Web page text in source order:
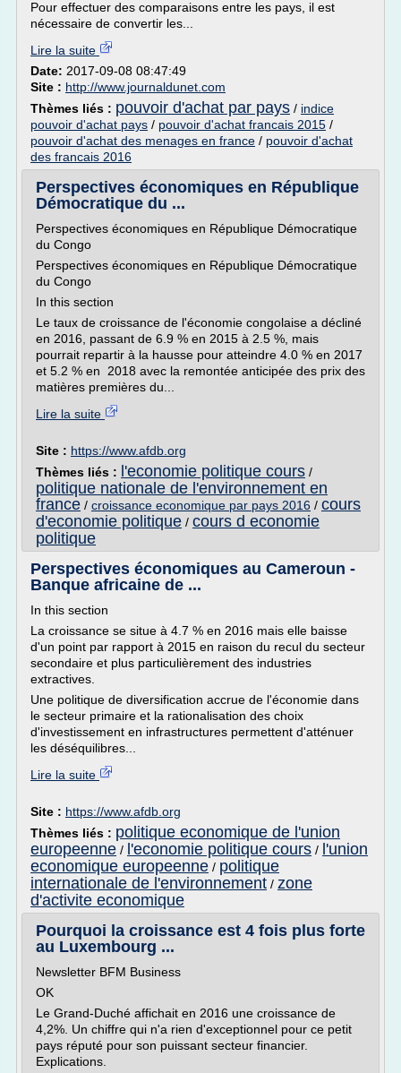
Pour effectuer des comparaisons entre les pays, il est
nécessaire de convertir les...
Lire la suite
Date: 2017-09-08 08:47:49
Site : http://www.journaldunet.com
Thèmes liés : pouvoir d'achat par pays / indice
pouvoir d'achat pays / pouvoir d'achat francais 2015 /
pouvoir d'achat des menages en france / pouvoir d'achat
des francais 2016
Perspectives économiques en République
Démocratique du ...
Perspectives économiques en République Démocratique
du Congo
Perspectives économiques en République Démocratique
du Congo
In this section
Le taux de croissance de l'économie congolaise a décliné
en 2016, passant de 6.9 % en 2015 à 2.5 %, mais
pourrait repartir à la hausse pour atteindre 4.0 % en 2017
et 5.2 % en 2018 avec la remontée anticipée des prix des
matières premières du...
Lire la suite
Site : https://www.afdb.org
Thèmes liés :
l'economie politique cours /
politique nationale de l'environnement en
france / croissance economique par pays 2016 / cours
d'economie politique / cours d economie
politique
Perspectives économiques au Cameroun -
Banque africaine de ...
In this section
La croissance se situe à 4.7 % en 2016 mais elle baisse
d'un point par rapport à 2015 en raison du recul du secteur
secondaire et plus particulièrement des industries
extractives.
Une politique de diversification accrue de l'économie dans
le secteur primaire et la rationalisation des choix
d'investissement en infrastructures permettent d'atténuer
les déséquilibres...
Lire la suite
Site : https://www.afdb.org
Thèmes liés : politique economique de l'union
europeenne / l'economie politique cours / l'union
economique europeenne / politique
internationale de l'environnement / zone
d'activite economique
Pourquoi la croissance est 4 fois plus forte
au Luxembourg ...
Newsletter BFM Business
OK
Le Grand-Duché affichait en 2016 une croissance de
4,2%. Un chiffre qui n'a rien d'exceptionnel pour ce petit
pays réputé pour son puissant secteur financier.
Explications.